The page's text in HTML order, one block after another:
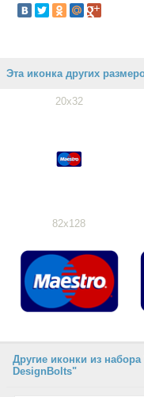
Эта иконка других
20x32
82x128
Другие иконки из
DesignBolts"